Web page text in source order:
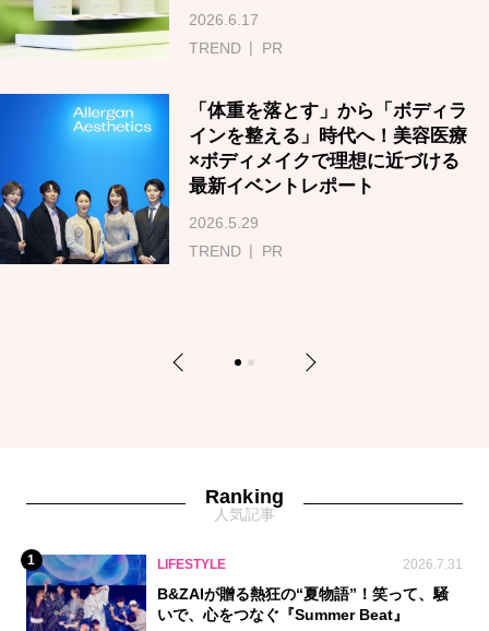
2026.6.17
TREND
PR
「体重を落とす」から「ボディラ
インを整える」時代へ！美容医療
×ボディメイクで理想に近づける
最新イベントレポート
2026.5.29
TREND
PR
Previous 1 2 Next
Ranking
人気記事
1 LIFESTYLE 2026.7.31
B&ZAIが贈る熱狂の“夏物語”！笑って、騒
いで、心をつなぐ『Summer Beat』